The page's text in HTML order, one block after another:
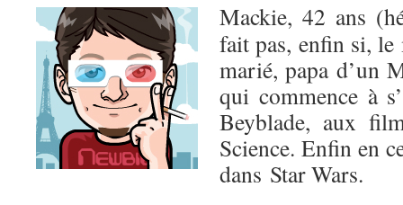
Mackie, 42 ans
fait pas, enfin si, le
marié, papa d’un
qui commence à
Beyblade, aux
Science. Enfin en
dans Star Wars.